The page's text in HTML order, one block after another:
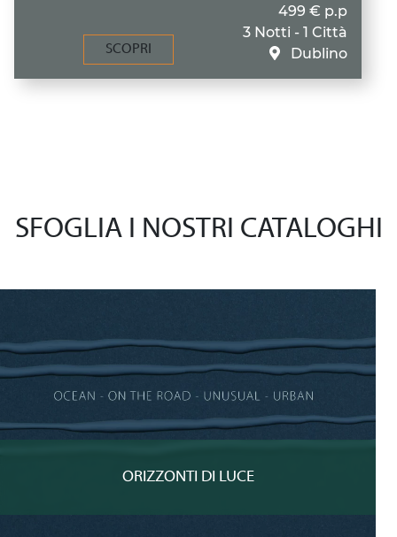
SCOPRI
499 € p.p
3 Notti - 1 Città
Dublino
SFOGLIA I NOSTRI CATALOGHI
ORIZZONTI DI LUCE